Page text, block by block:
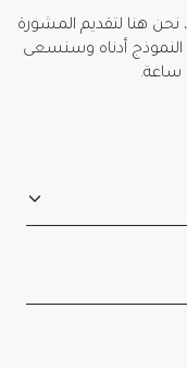
نحن هنا لتقديم المشورة
النموذج أدناه وسنسعى